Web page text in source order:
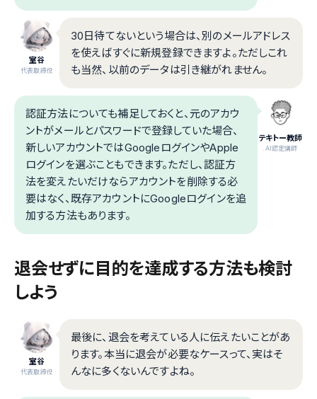
室谷
代表取締役
30日待てないという場合は、別のメールアドレス
を使えばすぐに新規登録できますよ。ただしこれ
も当然、以前のデータは引き継がれません。
テキトー教師
.AI認定講師
認証方法についても補足しておくと、元のアカウ
ントがメールとパスワードで登録していた場合、
新しいアカウントではGoogleログインやApple
ログインを選ぶこともできます。ただし、認証方
法を変えたいだけならアカウントを削除する必
要はなく、既存アカウントにGoogleログインを追
加する方法もあります。
退会せずに目的を達成する方法も検討
しよう
室谷
代表取締役
最後に、退会を考えている人に伝えたいことがあ
ります。本当に退会が必要なケースって、実はそ
んなに多くないんですよね。